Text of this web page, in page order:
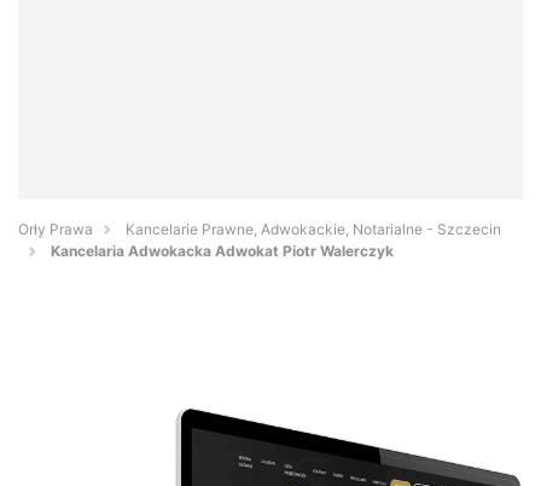
Orły Prawa
Kancelarie Prawne, Adwokackie, Notarialne - Szczecin
Kancelaria Adwokacka Adwokat Piotr Walerczyk